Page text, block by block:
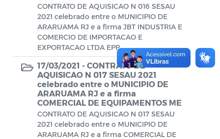
Emendas Parlamentares
Extrato de Contratos
Extrato de Inexigibilidade
Instruções Normativas
Intimação
JARI - Junta Recursos de Infração de
Trânsito
CONTRATO DE AQUISICAO N 016 SESAU
2021 celebrado entre o MUNICIPIO DE
ARARUAMA RJ e a firma JBT INDUSTRIA E
COMERCIO DE IMPORTACAO E
EXPORTACAO LTDA EPP.
17/03/2021 - CONTRATO DE
AQUISICAO N 017 SESAU 2021
celebrado entre o MUNICIPIO DE
ARARUAMA RJ e a firma
COMERCIAL DE EQUIPAMENTOS ME
CONTRATO DE AQUISICAO N 017 SESAU
2021 celebrado entre o MUNICIPIO DE
ARARUAMA RJ e a firma COMERCIAL DE